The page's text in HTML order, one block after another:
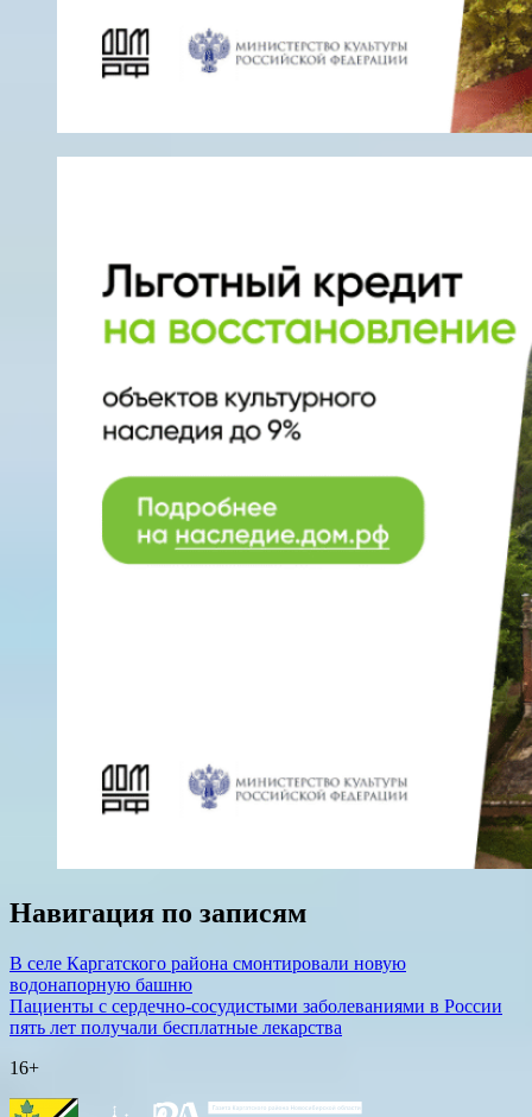
Навигация по записям
В селе Каргатского района смонтировали новую
водонапорную башню
Пациенты с сердечно-сосудистыми заболеваниями в России
пять лет получали бесплатные лекарства
16+